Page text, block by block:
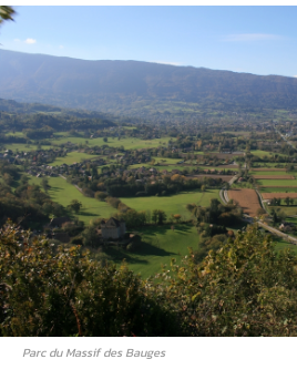
Parc du Massif des Bauges